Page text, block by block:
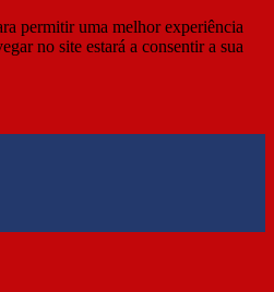
permitir uma melhor experiência
no site estará a consentir a sua